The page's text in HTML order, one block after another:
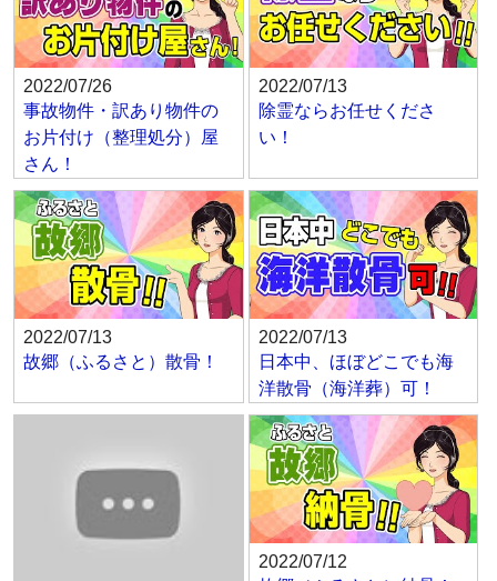
2022/07/26
事故物件・訳あり物件の
お片付け（整理処分）屋
さん！
2022/07/13
除霊ならお任せくださ
い！
2022/07/13
故郷（ふるさと）散骨！
2022/07/13
日本中、ほぼどこでも海
洋散骨（海洋葬）可！
2022/07/12